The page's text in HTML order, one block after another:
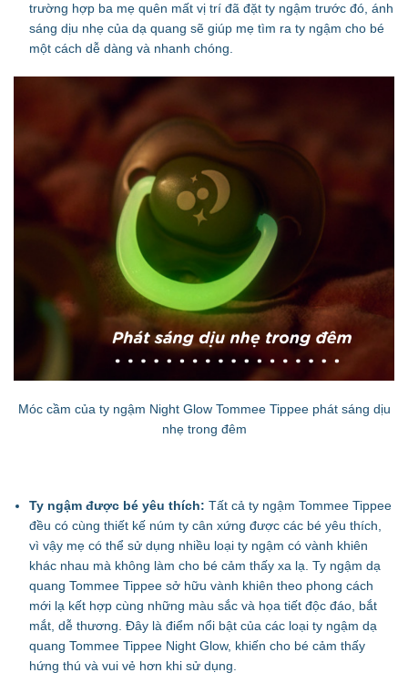
trường hợp ba mẹ quên mất vị trí đã đặt ty ngậm trước đó, ánh
sáng dịu nhẹ của dạ quang sẽ giúp mẹ tìm ra ty ngậm cho bé
một cách dễ dàng và nhanh chóng.
Móc cầm của ty ngậm Night Glow Tommee Tippee phát sáng dịu
nhẹ trong đêm
Ty ngậm được bé yêu thích: Tất cả ty ngậm Tommee Tippee
đều có cùng thiết kế núm ty cân xứng được các bé yêu thích,
vì vậy mẹ có thể sử dụng nhiều loại ty ngậm có vành khiên
khác nhau mà không làm cho bé cảm thấy xa lạ. Ty ngậm dạ
quang Tommee Tippee sở hữu vành khiên theo phong cách
mới lạ kết hợp cùng những màu sắc và họa tiết độc đáo, bắt
mắt, dễ thương. Đây là điểm nổi bật của các loại ty ngậm dạ
quang Tommee Tippee Night Glow, khiến cho bé cảm thấy
hứng thú và vui vẻ hơn khi sử dụng.